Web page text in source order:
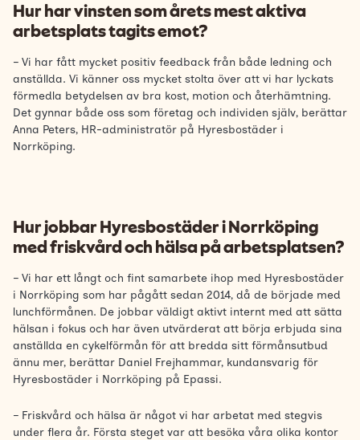
Hur har vinsten som årets mest aktiva
arbetsplats tagits emot?
– Vi har fått mycket positiv feedback från både ledning och
anställda. Vi känner oss mycket stolta över att vi har lyckats
förmedla betydelsen av bra kost, motion och återhämtning.
Det gynnar både oss som företag och individen själv, berättar
Anna Peters, HR-administratör på Hyresbostäder i
Norrköping.
Hur jobbar Hyresbostäder i Norrköping
med friskvård och hälsa på arbetsplatsen?
– Vi har ett långt och fint samarbete ihop med Hyresbostäder
i Norrköping som har pågått sedan 2014, då de började med
lunchförmånen. De jobbar väldigt aktivt internt med att sätta
hälsan i fokus och har även utvärderat att börja erbjuda sina
anställda en cykelförmån för att bredda sitt förmånsutbud
ännu mer, berättar Daniel Frejhammar, kundansvarig för
Hyresbostäder i Norrköping på Epassi.
– Friskvård och hälsa är något vi har arbetat med stegvis
under flera år. Första steget var att besöka våra olika kontor